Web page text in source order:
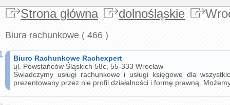
Strona główna dolnośląskie
Biura rachunkowe ( 466 )
Biuro Rachunkowe Rachexpert
ul. Powstańców Śląskich 58c, 55-333 Wrocław
Świadczymy usługi rachunkowe i usługi księgowe dla
prezentowany przez nie profil działalności i formę prawną.